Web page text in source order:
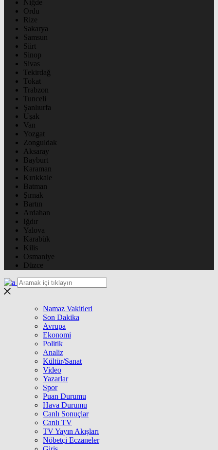
Niğde
Ordu
Rize
Sakarya
Samsun
Siirt
Sinop
Sivas
Tekirdağ
Tokat
Trabzon
Tunceli
Şanlıurfa
Uşak
Van
Yozgat
Zonguldak
Aksaray
Bayburt
Karaman
Kırıkkale
Batman
Şırnak
Bartın
Ardahan
Iğdır
Yalova
Karabük
Kilis
Osmaniye
Düzce
Namaz Vakitleri
Son Dakika
Avrupa
Ekonomi
Politik
Analiz
Kültür/Sanat
Video
Yazarlar
Spor
Puan Durumu
Hava Durumu
Canlı Sonuçlar
Canlı TV
TV Yayın Akışları
Nöbetçi Eczaneler